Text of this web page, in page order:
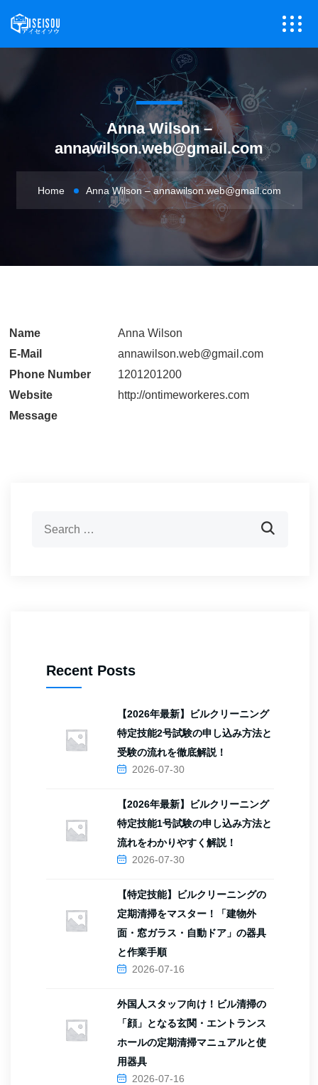
Anna Wilson –
annawilson.web@gmail.com
Home Anna Wilson –annawilson.web@gmail.com
Name
Anna Wilson
E-Mail
annawilson.web@gmail.com
Phone Number
1201201200
Website
http://ontimeworkeres.com
Message
Recent Posts
【2026年最新】ビルクリーニング
特定技能2号試験の申し込み方法と
受験の流れを徹底解説！
2026-07-30
【2026年最新】ビルクリーニング
特定技能1号試験の申し込み方法と
流れをわかりやすく解説！
2026-07-30
【特定技能】ビルクリーニングの
定期清掃をマスター！「建物外
面・窓ガラス・自動ドア」の器具
と作業手順
2026-07-16
外国人スタッフ向け！ビル清掃の
「顔」となる玄関・エントランス
ホールの定期清掃マニュアルと使
用器具
2026-07-16